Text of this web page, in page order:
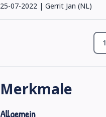
25-07-2022 | Gerrit Jan (NL)
1
Merkmale
Allgemein